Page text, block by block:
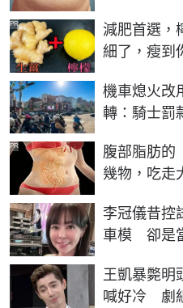
減肥首選，
細了，瘦到
PR
機車熄火改
轉：騎士
腹部脂肪的
幾物，吃走
PR
李冠儀昔控
車模 卻是
王凱暴斃明
喊好冷 劇